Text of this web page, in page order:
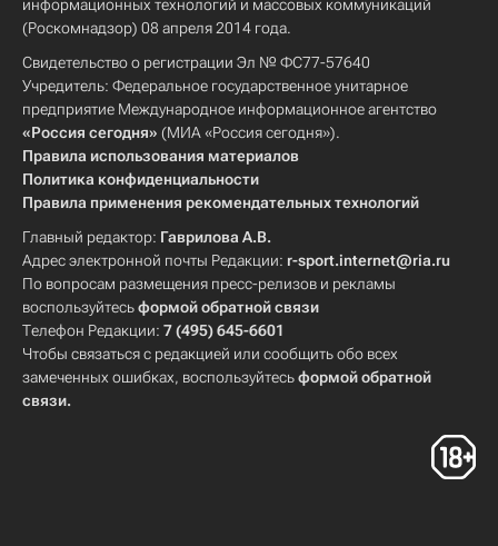
информационных технологий и массовых коммуникаций
(Роскомнадзор) 08 апреля 2014 года.
Свидетельство о регистрации Эл № ФС77-57640
Учредитель: Федеральное государственное унитарное
предприятие Международное информационное агентство
«Россия сегодня» (МИА «Россия сегодня»).
Правила использования материалов
Политика конфиденциальности
Правила применения рекомендательных технологий
Главный редактор: Гаврилова А.В.
Адрес электронной почты Редакции: r-sport.internet@ria.ru
По вопросам размещения пресс-релизов и рекламы
воспользуйтесьформой обратной связи
Телефон Редакции: 7 (495) 645-6601
Чтобы связаться с редакцией или сообщить обо всех
замеченных ошибках, воспользуйтесьформой обратной
связи.